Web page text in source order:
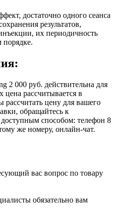
достаточно одного сеанса
результатов,
их периодичность
порядке.
2 000 руб. действительна для
рассчитывается в
цену для вашего
обращайтесь к
способом: телефон 8
же номеру, онлайн-чат.
вас вопрос по товару
обязательно вам